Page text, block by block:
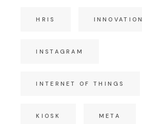
HRIS INNOVATION
INSTAGRAM
INTERNET OF THINGS
KIOSK META